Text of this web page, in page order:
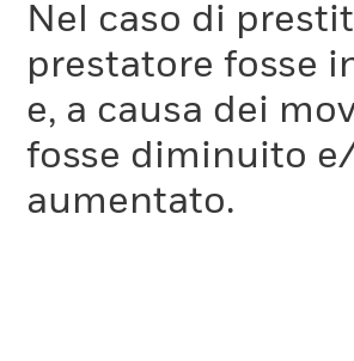
Nel caso di
prestatore fosse
e, a causa dei
fosse diminuito
aumentato.